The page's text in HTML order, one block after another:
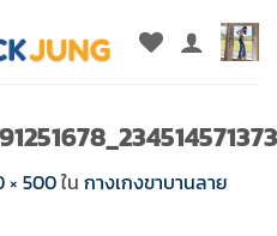
× 500ใน กางเกงขาบานลาย